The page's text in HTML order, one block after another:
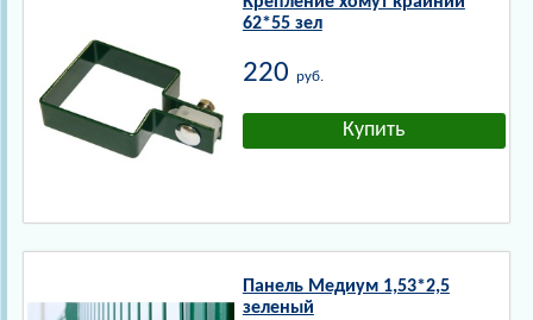
62*55 зел
220 руб.
Панель Медиум 1,53*2,5
зеленый